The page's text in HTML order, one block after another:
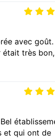
avec goût.
était très
et qui ont de